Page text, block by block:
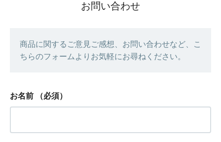
お問い合わせ
商品に関するご意見ご感想、お問い合わせなど、こ
ちらのフォームよりお気軽にお尋ねください。
お名前 （必須）